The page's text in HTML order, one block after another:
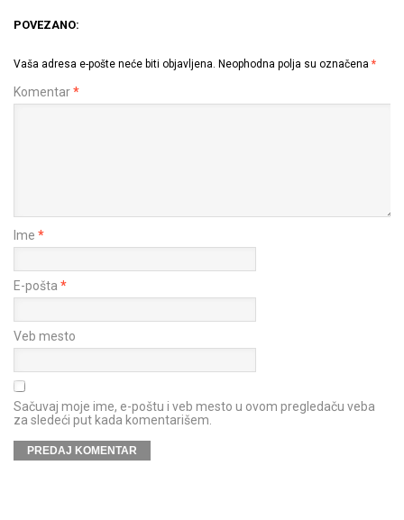
POVEZANO:
Vaša adresa e-pošte neće biti objavljena. Neophodna polja su označena *
Komentar*
Ime *
E-pošta *
Veb mesto
Sačuvaj moje ime, e-poštu i veb mesto u ovom pregledaču veba
za sledeći put kada komentarišem.